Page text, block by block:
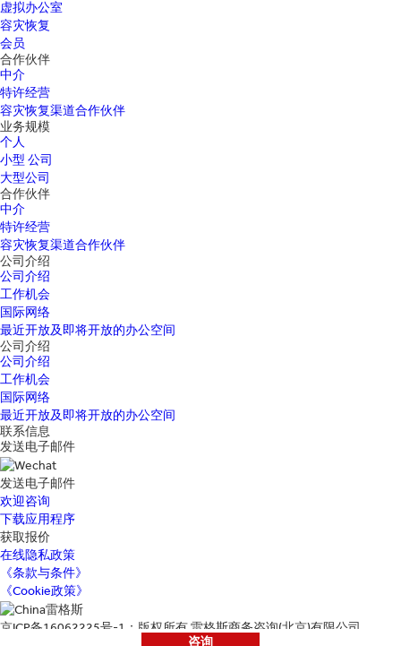
咨询
虚拟办公室
容灾恢复
会员
合作伙伴
中介
特许经营
容灾恢复渠道合作伙伴
业务规模
个人
小型 公司
大型公司
合作伙伴
中介
特许经营
容灾恢复渠道合作伙伴
公司介绍
公司介绍
工作机会
国际网络
最近开放及即将开放的办公空间
公司介绍
公司介绍
工作机会
国际网络
最近开放及即将开放的办公空间
联系信息
发送电子邮件
发送电子邮件
欢迎咨询
下载应用程序
获取报价
在线隐私政策
《条款与条件》
《Cookie政策》
京ICP备16062225号-1：版权所有 雷格斯商务咨询(北京)有限公司